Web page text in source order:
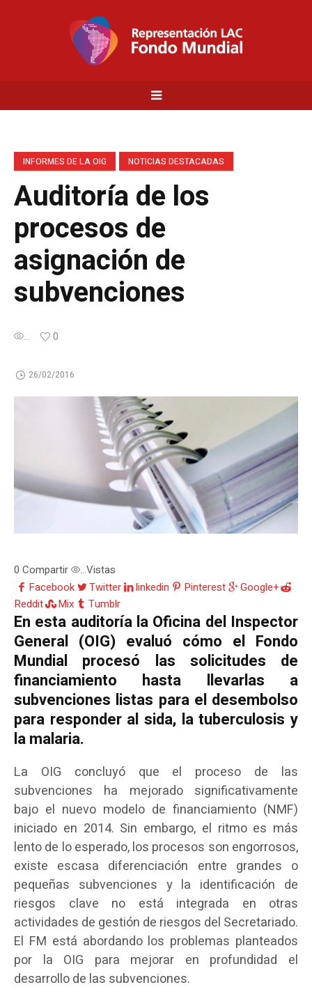
INFORMES DE LA OIG NOTICIAS DESTACADAS
Auditoría de los
procesos de
asignación de
subvenciones
... 0
26/02/2016
0 Compartir ...Vistas
Facebook
Twitter linkedin Pinterest
Google+
Reddit
Mix Tumblr
En esta auditoría la Oficina del Inspector
General (OIG) evaluó cómo el Fondo
Mundial procesó las solicitudes de
financiamiento hasta llevarlas a
subvenciones listas para el desembolso
para responder al sida, la tuberculosis y
la malaria.
La OIG concluyó que el proceso de las
subvenciones ha mejorado significativamente
bajo el nuevo modelo de financiamiento (NMF)
iniciado en 2014. Sin embargo, el ritmo es más
lento de lo esperado, los procesos son engorrosos,
existe escasa diferenciación entre grandes o
pequeñas subvenciones y la identificación de
riesgos clave no está integrada en otras
actividades de gestión de riesgos del Secretariado.
El FM está abordando los problemas planteados
por la OIG para mejorar en profundidad el
desarrollo de las subvenciones.